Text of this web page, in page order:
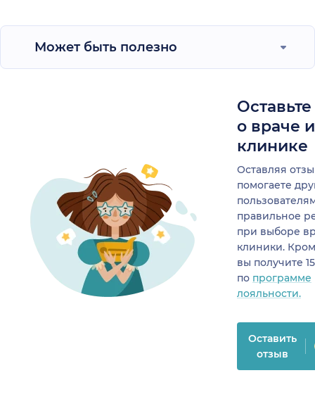
Может быть полезно
о враче
клинике
Оставляя
помогаете
правильное
при выборе
клиники.
вы получите
по программе
лояльности.
Оставить
отзыв